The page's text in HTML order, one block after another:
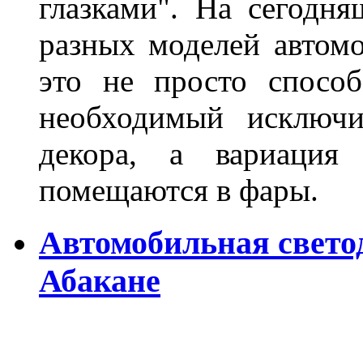
глазками". На
разных моделей
это не просто
необходимый
декора, а вариация
помещаются в фары.
Автомобильная
Абакане